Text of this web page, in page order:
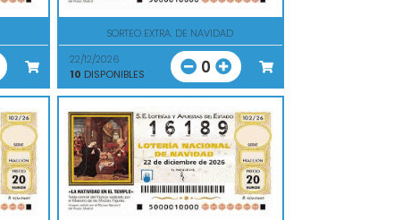
SORTEO EXTRA. DE NAVIDAD
22/12/2026
10 DISPONIBLES 0